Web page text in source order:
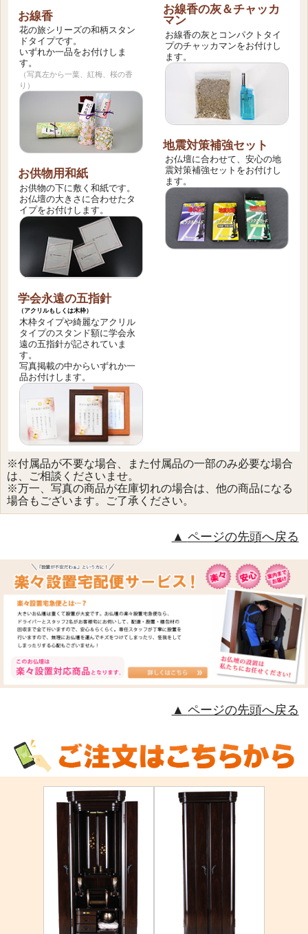
お線香
花の旅シリーズの和柄スタン
ドタイプです。
いずれか一品をお付けしま
す。
（写真左から一葉、紅梅、桜の香
り）
お供物用和紙
お供物の下に敷く和紙です。
お仏壇の大きさに合わせたタ
イプをお付けします。
学会永遠の五指針
（アクリルもしくは木枠）
木枠タイプや綺麗なアクリル
タイプのスタンド額に学会永
遠の五指針が記されていま
す。
写真掲載の中からいずれか一
品お付けします。
お線香の灰＆チャッカ
マン
お線香の灰とコンパクトタイ
プのチャッカマンをお付けし
ます。
地震対策補強セット
お仏壇に合わせて、安心の地
震対策補強セットをお付けし
ます。
※付属品が不要な場合、また付属品の一部のみ必要な場合
は、ご相談くださいませ。
※万一、写真の商品が在庫切れの場合は、他の商品になる
場合もございます。ご了承ください。
ページの先頭へ戻る
ページの先頭へ戻る